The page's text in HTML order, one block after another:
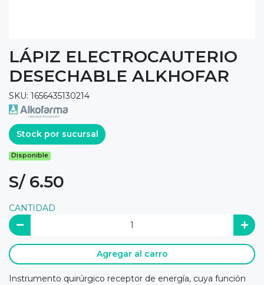
LÁPIZ ELECTROCAUTERIO
DESECHABLE ALKHOFAR
SKU: 1656435130214
Stock por sucursal
Disponible
S/ 6.50
CANTIDAD
Agregar al carro
Instrumento quirúrgico receptor de energía, cuya función